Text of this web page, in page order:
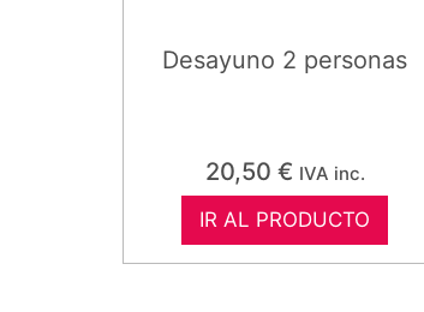
Desayuno 2 personas
20,50 € IVA inc.
IR AL PRODUCTO